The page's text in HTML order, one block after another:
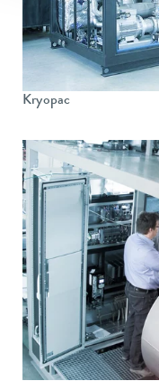
Kryopac